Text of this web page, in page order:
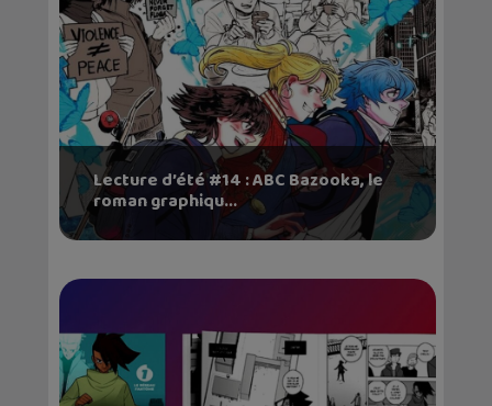
Lecture d’été #14 : ABC Bazooka, le
roman graphiqu...